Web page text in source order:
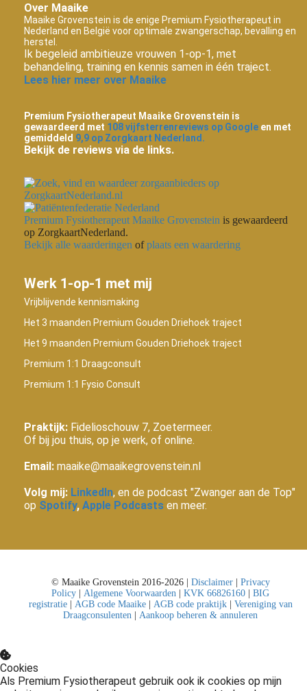
Over Maaike
Maaike Grovenstein is de enige Premium Fysiotherapeut in
Nederland en België voor optimale zwangerschap, bevalling en
herstel.
Ik begeleid ambitieuze vrouwen 1-op-1, met
behandeling, training en kennis samen in één traject.
Lees hier meer over Maaike
Premium Fysiotherapeut Maaike Grovenstein is
gewaardeerd met 108 vijfsterrenreviews op Google en met
gemiddeld 9,9 op Zorgkaart Nederland.
Bekijk de reviews via de links.
Premium Fysiotherapeut Maaike Grovenstein is gewaardeerd
op ZorgkaartNederland.
Bekijk alle waarderingen ofplaats een waardering
Werk 1-op-1 met mij
Vrijblijvende kennismaking
Het 3 maanden Premium Gouden Driehoek traject
Het 9 maanden Premium Gouden Driehoek traject
Premium 1:1 Draagconsult
Premium 1:1 Fysio Consult
Praktijk: Fidelioschouw 7, Zoetermeer.
Of bij jou thuis, op je werk, of online.
Email: maaike@maaikegrovenstein.nl
Volg mij: LinkedIn, en de podcast "Zwanger aan de Top"
op Spotify, Apple Podcasts en meer.
© Maaike Grovenstein 2016-2026 | Disclaimer| Privacy
Policy | Algemene Voorwaarden | KVK 66826160 | BIG
registratie| AGB code Maaike| AGB code praktijk| Vereniging van
Draagconsulenten | Aankoop beheren & annuleren
Cookies
Als Premium Fysiotherapeut gebruik ook ik cookies op mijn